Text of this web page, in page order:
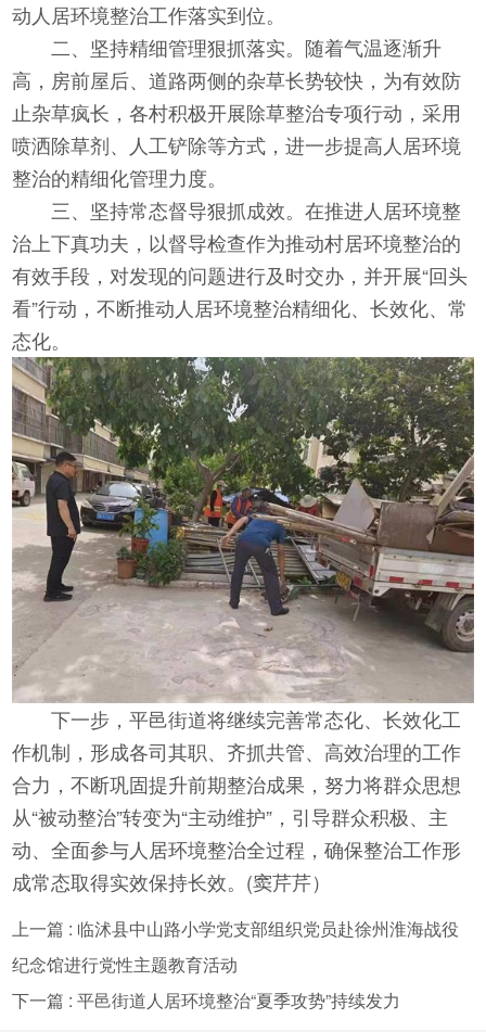
动人居环境整治工作落实到位。
二、坚持精细管理狠抓落实。随着气温逐渐升
高，房前屋后、道路两侧的杂草长势较快，为有效防
止杂草疯长，各村积极开展除草整治专项行动，采用
喷洒除草剂、人工铲除等方式，进一步提高人居环境
整治的精细化管理力度。
三、坚持常态督导狠抓成效。在推进人居环境整
治上下真功夫，以督导检查作为推动村居环境整治的
有效手段，对发现的问题进行及时交办，并开展“回头
看”行动，不断推动人居环境整治精细化、长效化、常
态化。
下一步，平邑街道将继续完善常态化、长效化工
作机制，形成各司其职、齐抓共管、高效治理的工作
合力，不断巩固提升前期整治成果，努力将群众思想
从“被动整治”转变为“主动维护”，引导群众积极、主
动、全面参与人居环境整治全过程，确保整治工作形
成常态取得实效保持长效。(窦芹芹）
上一篇 : 临沭县中山路小学党支部组织党员赴徐州淮海战役
纪念馆进行党性主题教育活动
下一篇 : 平邑街道人居环境整治“夏季攻势”持续发力